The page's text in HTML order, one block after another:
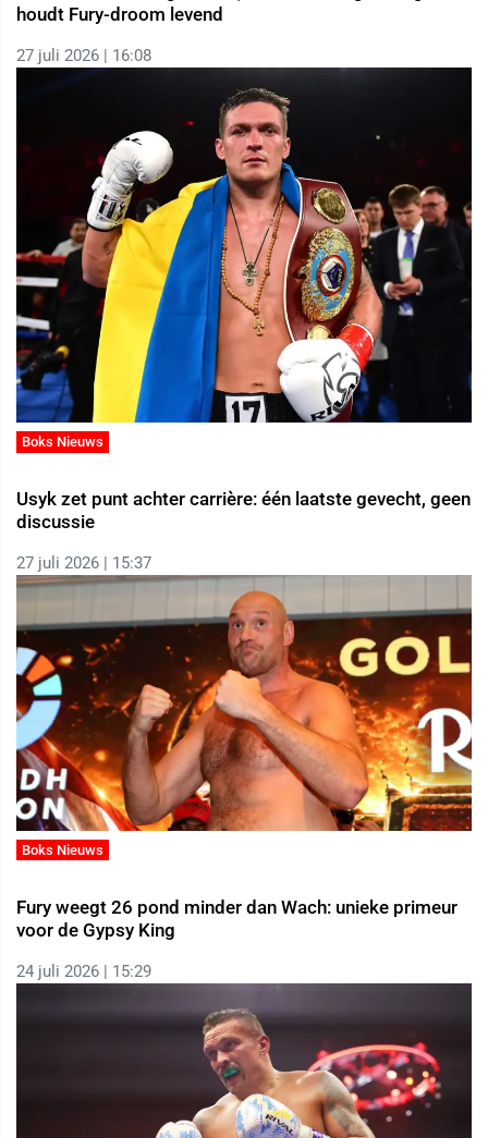
houdt Fury-droom levend
27 juli 2026 | 16:08
Boks Nieuws
Usyk zet punt achter carrière: één laatste gevecht, geen
discussie
27 juli 2026 | 15:37
Boks Nieuws
Fury weegt 26 pond minder dan Wach: unieke primeur
voor de Gypsy King
24 juli 2026 | 15:29